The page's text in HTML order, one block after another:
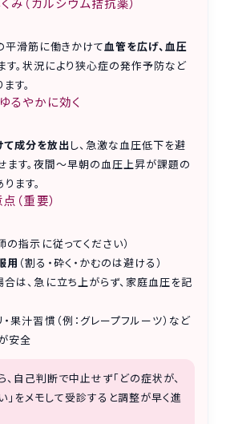
（カルシウム拮抗薬）
平滑筋に働きかけて血管を広げ、血圧
す。状況により狭心症の発作予防など
す。
るやかに効く
て成分を放出し、急激な血圧低下を避
ます。夜間〜早朝の血圧上昇が課題の
ます。
（重要）
の指示に従ってください）
用 （割る・砕く・かむのは避ける）
合は、急に立ち上がらず、家庭血圧を記
果汁習慣（例：グレープフルーツ）など
安全
、自己判断で中止せず「どの症状が、
」をメモして受診すると調整が早く進